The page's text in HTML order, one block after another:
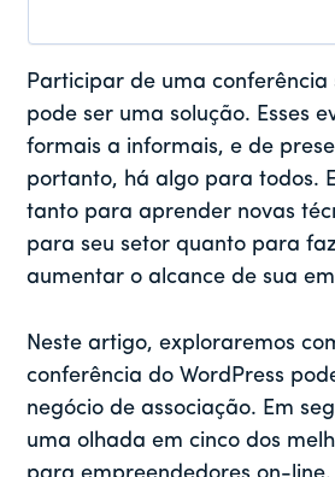
Participar de uma conferência
pode ser uma solução. Esses
formais a informais, e de
portanto, há algo para todos.
tanto para aprender novas
para seu setor quanto para
aumentar o alcance de sua
Neste artigo, exploraremos
conferência do WordPress
negócio de associação. Em
uma olhada em cinco dos